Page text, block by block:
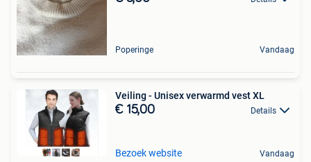
Poperinge Vandaag
Veiling - Unisex verwarmd vest XL
€ 15,00 Details
Bezoek website Vandaag